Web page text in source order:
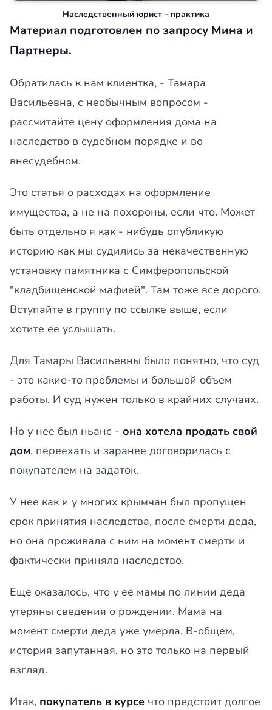
Наследственный юрист - практика
Материал подготовлен по запросу Мина и
Партнеры.
Обратилась к нам клиентка, - Тамара
Васильевна, с необычным вопросом -
рассчитайте цену оформления дома на
наследство в судебном порядке и во
внесудебном.
Это статья о расходах на оформление
имущества, а не на похороны, если что. Может
быть отдельно я как - нибудь опубликую
историю как мы судились за некачественную
установку памятника с Симферопольской
"кладбищенской мафией". Там тоже все дорого.
Вступайте в группу по ссылке выше, если
хотите ее услышать.
Для Тамары Васильевны было понятно, что суд
- это какие-то проблемы и большой объем
работы. И суд нужен только в крайних случаях.
Но у нее был ньанс - она хотела продать свой
дом, переехать и заранее договорилась с
покупателем на задаток.
У нее как и у многих крымчан был пропущен
срок принятия наследства, после смерти деда,
но она проживала с ним на момент смерти и
фактически приняла наследство.
Еще оказалось, что у ее мамы по линии деда
утеряны сведения о рождении. Мама на
момент смерти деда уже умерла. В-общем,
история запутанная, но это только на первый
взгляд.
Итак, покупатель в курсе что предстоит долгое